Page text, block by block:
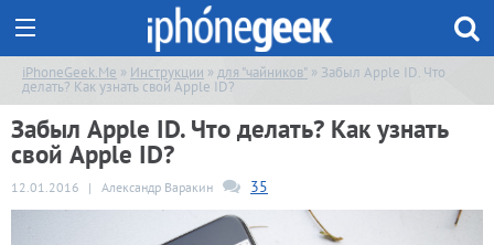
iPhoneGeek.Me » Инструкции »для "чайников" » Забыл Apple ID. Что
делать? Как узнать свой Apple ID?
Забыл Apple ID. Что делать? Как узнать
свой Apple ID?
12.01.2016 | Александр Варакин 35